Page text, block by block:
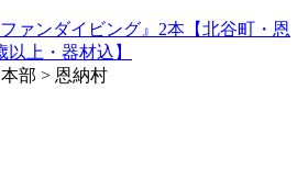
ァンダイビング』2本【北谷町・恩
上・器材込】
部 > 恩納村